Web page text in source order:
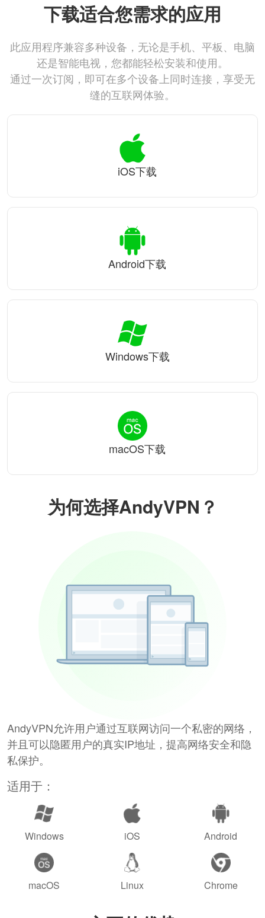
为何选择AndyVPN？
AndyVPN允许用户通过互联网访问一个私密的网络，
并且可以隐匿用户的真实IP地址，提高网络安全和隐
私保护。
适用于：
Windows iOS Android
macOS Linux Chrome
下载适合您需求的应用
此应用程序兼容多种设备，无论是手机、平板、电脑
还是智能电视，您都能轻松安装和使用。
通过一次订阅，即可在多个设备上同时连接，享受无
缝的互联网体验。
iOS下载
Android下载
Windows下载
macOS下载